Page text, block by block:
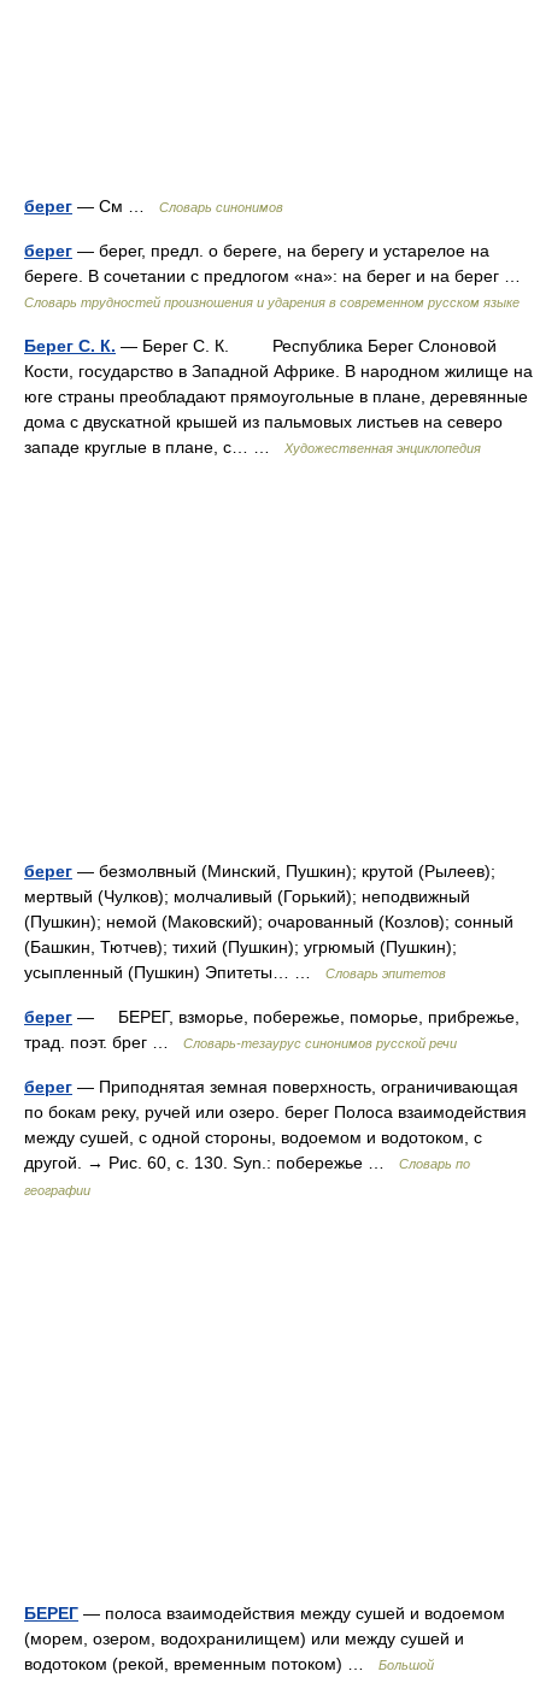
берег — См … Словарь синонимов
берег — берег, предл. о береге, на берегу и устарелое на
береге. В сочетании с предлогом «на»: на берег и на берег …
Словарь трудностей произношения и ударения в современном русском языке
Берег С. К. — Берег С. К. Республика Берег Слоновой
Кости, государство в Западной Африке. В народном жилище на
юге страны преобладают прямоугольные в плане, деревянные
дома с двускатной крышей из пальмовых листьев на северо
западе круглые в плане, с… …
Художественная энциклопедия
берег — безмолвный (Минский, Пушкин); крутой (Рылеев);
мертвый (Чулков); молчаливый (Горький); неподвижный
(Пушкин); немой (Маковский); очарованный (Козлов); сонный
(Башкин, Тютчев); тихий (Пушкин); угрюмый (Пушкин);
усыпленный (Пушкин) Эпитеты… …
Словарь эпитетов
берег — БЕРЕГ, взморье, побережье, поморье, прибрежье,
трад. поэт. брег …
Словарь-тезаурус синонимов русской речи
берег — Приподнятая земная поверхность, ограничивающая
по бокам реку, ручей или озеро. берег Полоса взаимодействия
между сушей, с одной стороны, водоемом и водотоком, с
другой. → Рис. 60, с. 130. Syn.: побережье …
Словарь по
географии
БЕРЕГ — полоса взаимодействия между сушей и водоемом
(морем, озером, водохранилищем) или между сушей и
водотоком (рекой, временным потоком) …
Большой